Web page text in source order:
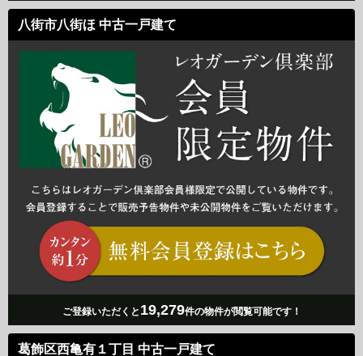
八街市八街ほ 中古一戸建て
ご登録いただくと 19,279件の物件が閲覧可能です！
葛飾区西亀有１丁目 中古一戸建て